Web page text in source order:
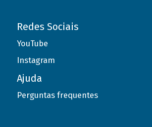
Redes Sociais
YouTube
Instagram
Ajuda
Perguntas frequentes